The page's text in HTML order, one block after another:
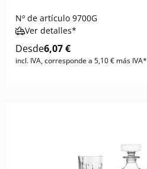
Nº de artículo 9700G
Ver detalles*
Desde6,07 €
incl. IVA, corresponde a 5,10 € más IVA*